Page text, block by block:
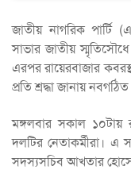
জাতীয় নাগরিক পার্টি
সাভার জাতীয় স্মৃতিসৌধে
এরপর রায়েরবাজার
প্রতি শ্রদ্ধা জানায়
মঙ্গলবার সকাল ১০টায়
দলটির নেতাকর্মীরা।
সদস্যসচিব আখতার